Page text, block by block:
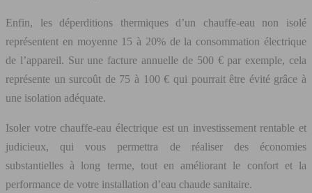
Enfin, les déperditions thermiques d’un chauffe-eau non isolé
représentent en moyenne 15 à 20% de la consommation électrique
de l’appareil. Sur une facture annuelle de 500 € par exemple, cela
représente un surcoût de 75 à 100 € qui pourrait être évité grâce à
une isolation adéquate.
Isoler votre chauffe-eau électrique est un investissement rentable et
judicieux, qui vous permettra de réaliser des économies
substantielles à long terme, tout en améliorant le confort et la
performance de votre installation d’eau chaude sanitaire.